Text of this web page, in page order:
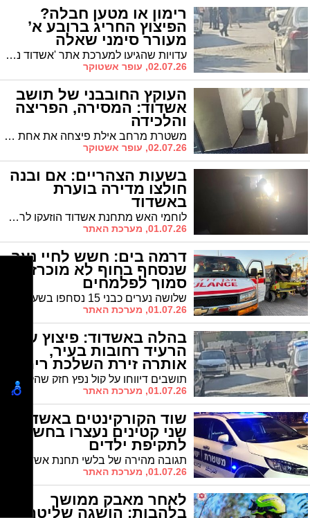
רימון או מטען חבלה?
הפיצוץ החריג ברובע א’
מעורר סימני שאלה
עדויות שהגיעו למערכת אתר 'אשדוד נט' וממצאים שנראו בזירה מעלים אפשרות כי מדובר באמצעי חבלה עוצמתי יותר. הבור שנפער בכביש, עוצמת ההדף והנזק שנגרם מעוררים תהיות - אך בשלב זה אין כל קביעה רשמית השונה מממצאי המשטרה
02.07.26, עופר אשטוקר
העוקץ החובבני של תושב
אשדוד: המסירה, הפריצה
והלכידה
משטרת מרחב אילת פיצחה את אחת מפרשות הרכוש החריגות שנראו בעיר: ממלא מקום מנהל התחזוקה, תושב אשדוד, מסר לפי החשד את כרטיס הגישה האלקטרוני לכל החדרים לחברו מקרית מלאכי. החבר פשט על חופשותיהם של עשרות אורחים, התחזה לעובד המלון וגנב רכוש, כסף ואשראי
02.07.26, עופר אשטוקר
בשעות הצהריים: אם ובנה
חולצו מדירה בוערת
באשדוד
לוחמי האש מתחנת אשדוד הוזעקו לרחוב ה' באייר בעקבות שריפה שפרצה בבניין מגורים. הצוותים חילצו את השניים מהדירה אפופת העשן והם פונו במצב קל. חוקר דליקות בודק את נסיבות האירוע
01.07.26, מערכת האתר
דרמה בים: חשש לחיי נער
שנסחף בחוף לא מוכרז
סמוך לפלמחים
01.07.26, מערכת האתר
בהלה באשדוד: פיצוץ עז
הרעיד רחובות בעיר,
אותרה זירת השלכת רימון
רסס תושבים דיווחו על קול נפץ חזק שהקפיץ כוחות משטרה והצלה גדולים למקום. חבלני המשטרה אספו ממצאים בזירה; אין נפגעים באירוע והרקע פלילי
01.07.26, מערכת האתר
שוד הקורקינטים באשדוד:
שני קטינים נעצרו בחשד
לתקיפת ילדים
01.07.26, מערכת האתר
לאחר מאבק ממושך
בלהבות: הושגה שליטה על